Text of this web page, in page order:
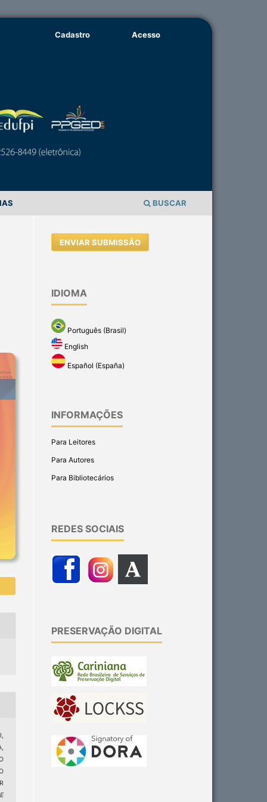
BUSCAR
Cadastro Acesso
ENVIAR SUBMISSÃO
IDIOMA
Português (Brasil)
English
Español (España)
INFORMAÇÕES
Para Leitores
Para Autores
Para Bibliotecários
REDES SOCIAIS
PRESERVAÇÃO DIGITAL